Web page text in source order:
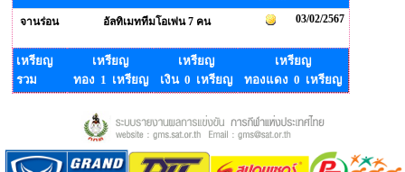
จานร่อน อัลทิเมททีมโอเพ่น 7 คน 03/02/2567
เหรียญ
รวม
เหรียญ
ทอง 1 เหรียญ
เหรียญ
เงิน 0 เหรียญ
เหรียญ
ทองแดง 0 เหรียญ